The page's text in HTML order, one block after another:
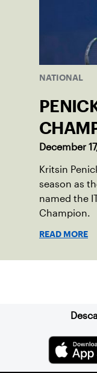
NATIONAL
December
Kritsin
season as
named the
Champion.
READ MORE